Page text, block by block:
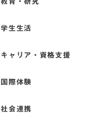
学生生活
キャリア・資格支援
国際体験
社会連携